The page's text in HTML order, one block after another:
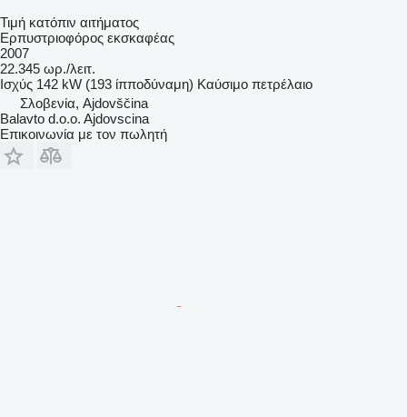
Τιμή κατόπιν αιτήματος
Ερπυστριοφόρος εκσκαφέας
2007
22.345 ωρ./λειτ.
Ισχύς 142 kW (193 ίπποδύναμη) Καύσιμο πετρέλαιο
Σλοβενία, Ajdovščina
Balavto d.o.o. Ajdovscina
Επικοινωνία με τον πωλητή